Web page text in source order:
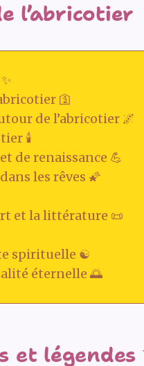
l’abricotier
🛐
de l’abricotier 🌌
🕯️
de renaissance 💪
les rêves 🌠
et la littérature 📜
spirituelle ☯️
éternelle 🌅
et légendes